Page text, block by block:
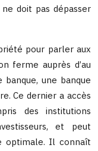
ne doit pas dépasser
pour parler aux
ferme auprès d’au
une banque
Ce dernier a accès
des institutions
et peut
optimale. Il connaît